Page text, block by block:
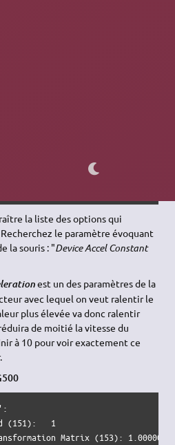
la liste des options qui
le paramètre évoquant
la souris : "Device Accel Constant
est un des paramètres de la
avec lequel on veut ralentir le
plus élevée va donc ralentir
de moitié la vitesse du
à 10 pour voir exactement ce